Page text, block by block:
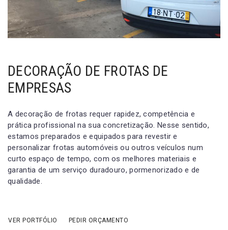
DECORAÇÃO DE FROTAS DE
EMPRESAS
A decoração de frotas requer rapidez, competência e
prática profissional na sua concretização. Nesse sentido,
estamos preparados e equipados para revestir e
personalizar frotas automóveis ou outros veículos num
curto espaço de tempo, com os melhores materiais e
garantia de um serviço duradouro, pormenorizado e de
qualidade.
VER PORTFÓLIO PEDIR ORÇAMENTO